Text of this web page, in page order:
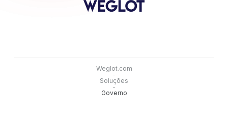
Weglot.com
-
Soluções
-
Governo